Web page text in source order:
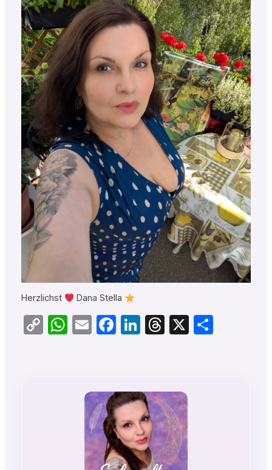
Herzlichst Dana Stella
CopyWhatsApp
EmailFacebook
LinkedIn
Threads
X Teilen